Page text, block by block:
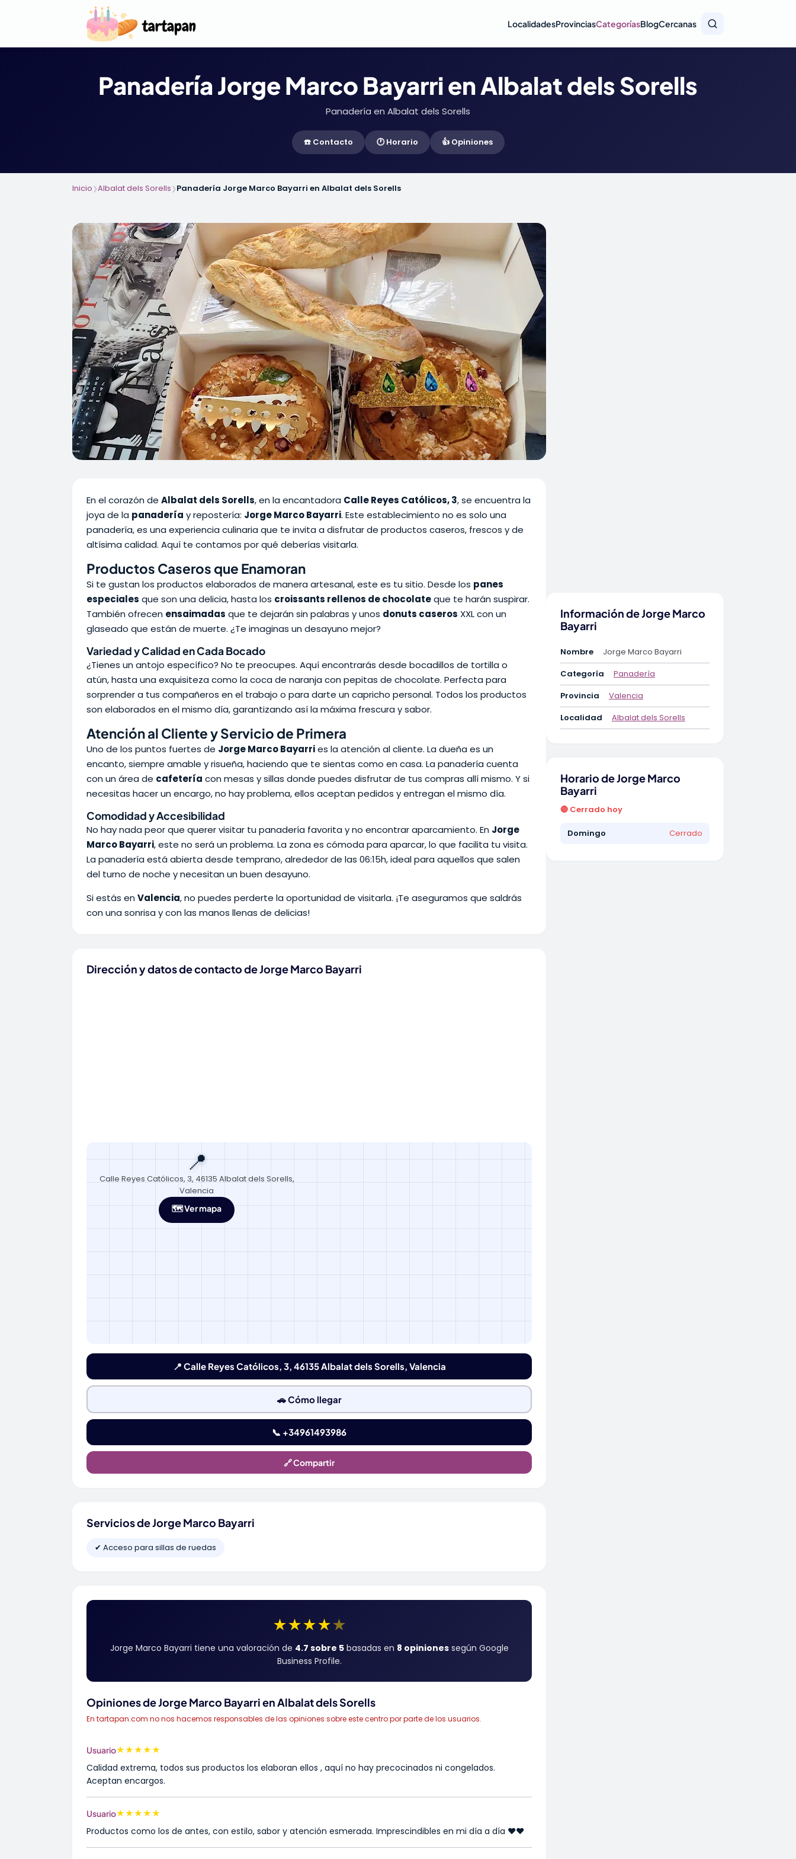
LocalidadesProvinciasCategoríasBlogCercanas
Panadería Jorge Marco Bayarri en Albalat dels Sorells
Panadería en Albalat dels Sorells
☎️ Contacto 🕐 Horario 👍 Opiniones
Inicio❯Albalat dels Sorells❯Panadería Jorge Marco Bayarri en Albalat dels Sorells
En el corazón de Albalat dels Sorells, en la encantadora Calle Reyes Católicos, 3, se encuentra la
joya de la panadería y repostería: Jorge Marco Bayarri. Este establecimiento no es solo una
panadería, es una experiencia culinaria que te invita a disfrutar de productos caseros, frescos y de
altísima calidad. Aquí te contamos por qué deberías visitarla.
Productos Caseros que Enamoran
Si te gustan los productos elaborados de manera artesanal, este es tu sitio. Desde los panes
especiales que son una delicia, hasta los croissants rellenos de chocolateque te harán suspirar.
También ofrecen ensaimadas que te dejarán sin palabras y unos donuts caseros XXL con un
glaseado que están de muerte. ¿Te imaginas un desayuno mejor?
Variedad y Calidad en Cada Bocado
¿Tienes un antojo específico? No te preocupes. Aquí encontrarás desde bocadillos de tortilla o
atún, hasta una exquisiteza como la coca de naranja con pepitas de chocolate. Perfecta para
sorprender a tus compañeros en el trabajo o para darte un capricho personal. Todos los productos
son elaborados en el mismo día, garantizando así la máxima frescura y sabor.
Atención al Cliente y Servicio de Primera
Uno de los puntos fuertes de Jorge Marco Bayarries la atención al cliente. La dueña es un
encanto, siempre amable y risueña, haciendo que te sientas como en casa. La panadería cuenta
con un área de cafetería con mesas y sillas donde puedes disfrutar de tus compras allí mismo. Y si
necesitas hacer un encargo, no hay problema, ellos aceptan pedidos y entregan el mismo día.
Comodidad y Accesibilidad
No hay nada peor que querer visitar tu panadería favorita y no encontrar aparcamiento. En Jorge
Marco Bayarri, este no será un problema. La zona es cómoda para aparcar, lo que facilita tu visita.
La panadería está abierta desde temprano, alrededor de las 06:15h, ideal para aquellos que salen
del turno de noche y necesitan un buen desayuno.
Si estás en Valencia, no puedes perderte la oportunidad de visitarla. ¡Te aseguramos que saldrás
con una sonrisa y con las manos llenas de delicias!
Dirección y datos de contacto de Jorge Marco Bayarri
📍
Calle Reyes Católicos, 3, 46135 Albalat dels Sorells,
Valencia
🗺️ Ver mapa
📍 Calle Reyes Católicos, 3, 46135 Albalat dels Sorells, Valencia
🚗 Cómo llegar
📞 +34961493986
🔗 Compartir
Servicios de Jorge Marco Bayarri
✔ Acceso para sillas de ruedas
★★★★★
Jorge Marco Bayarri tiene una valoración de 4.7 sobre 5basadas en 8 opinionessegún Google
Business Profile.
Opiniones de Jorge Marco Bayarri en Albalat dels Sorells
En tartapan.com no nos hacemos responsables de las opiniones sobre este centro por parte de los usuarios.
Usuario★★★★★
Calidad extrema, todos sus productos los elaboran ellos , aquí no hay precocinados ni congelados.
Aceptan encargos.
Usuario★★★★★
Productos como los de antes, con estilo, sabor y atención esmerada. Imprescindibles en mi día a día ❤️❤️
Información de Jorge Marco
Bayarri
Nombre
Jorge Marco Bayarri
Categoría
Panadería
Provincia
Valencia
Localidad
Albalat dels Sorells
Horario de Jorge Marco
Bayarri
🔴 Cerrado hoy
Domingo Cerrado